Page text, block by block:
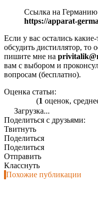
Ссылка на
https://apparat-
Если у вас остались
обсудить дистиллятор, то
пишите мне на
вам с выбором и
вопросам (бесплатно).
Оценка статьи:
(1 оценок,
Загрузка...
Поделиться с друзьями:
Твитнуть
Поделиться
Поделиться
Отправить
Класснуть
Похожие публикации